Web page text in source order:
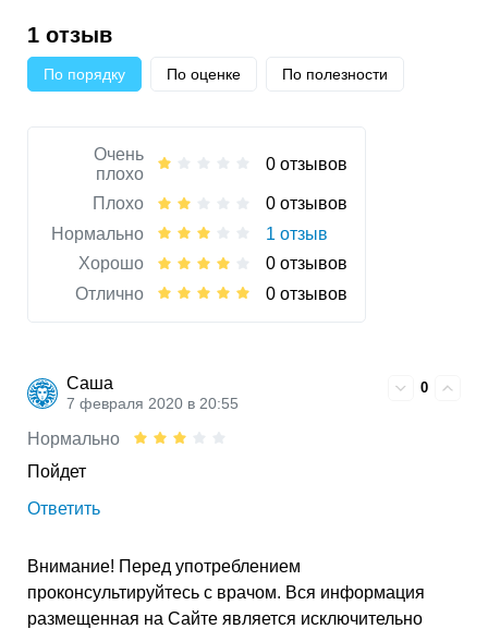
1 отзыв
По порядку По оценке По полезности
Очень
плохо
0 отзывов
Плохо
0 отзывов
Нормально
1 отзыв
Хорошо
0 отзывов
Отлично
0 отзывов
Саша
7 февраля 2020 в 20:55
0
Нормально
Пойдет
Ответить
Внимание! Перед употреблением
проконсультируйтесь с врачом. Вся информация
размещенная на Сайте является исключительно